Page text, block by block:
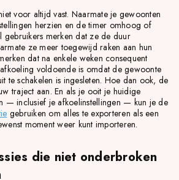
voor altijd vast. Naarmate je gewoonten
herzien en de timer omhoog of
gebruikers merken dat ze de duur
ze meer toegewijd raken aan hun
dat na enkele weken consequent
voldoende is omdat de gewoonte
te schakelen is ingesleten. Hoe dan ook, de
traject aan. En als je ooit je huidige
— inclusief je afkoelinstellingen — kun je de
gebruiken om alles te exporteren als een
moment weer kunt importeren.
die niet onderbroken